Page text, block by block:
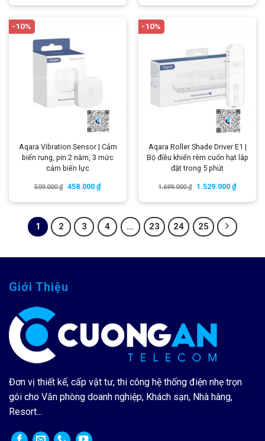
-10%
Aqara Vibration Sensor | Cảm
biến rung, pin 2 năm, 3 mức
cảm biến lực
509.000₫ 458.000 ₫
-10%
Aqara Roller Shade Driver E1 |
Bộ điều khiển rèm cuốn hạt lắp
đặt trong 5 phút
1.699.000₫ 1.529.000 ₫
1 2 3 4 … 23 24 25
Giới Thiệu
Đơn vị thiết kế, cấp vật tư, thi công hệ thống điện nhẹ trọn
gói cho Văn phòng doanh nghiệp, Khách sạn, Nhà hàng,
Resort...